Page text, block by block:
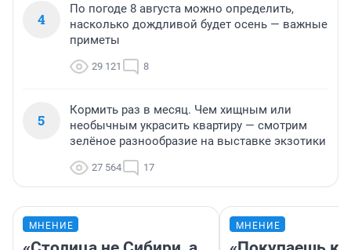
4
По погоде 8 августа можно определить,
насколько дождливой будет осень — важные
приметы
29 121 8
5
Кормить раз в месяц. Чем хищным или
необычным украсить квартиру — смотрим
зелёное разнообразие на выставке экзотики
27 564 17
МНЕНИЕ МНЕНИЕ